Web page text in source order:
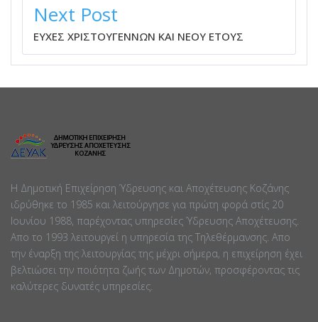
Next Post
ΕΥΧΕΣ ΧΡΙΣΤΟΥΓΕΝΝΩΝ ΚΑΙ ΝΕΟΥ ΕΤΟΥΣ
Η Δημοτική Επιχείρηση Ύδρευσης και Αποχέτευσης Κοζάνης
ιδρύθηκε το 1985 και λειτούργησε για πρώτη φορά στίς 20
Ιουνίου 1988, παρέχοντας υπηρεσίες Ύδρευσης Αποχέτευσης.
Απο το 1993 λειτουργεί η υπηρεσία της Τηλεθέρμανσης. Απο
την έναρξη της λειτουργίας της μέχρι σήμερα, η επιχείρηση έχει
βελτιώσει την ποιότητα ζωής των Δημοτών, προσφέροντας τις
καλύτερες δυνατές υπηρεσίες.